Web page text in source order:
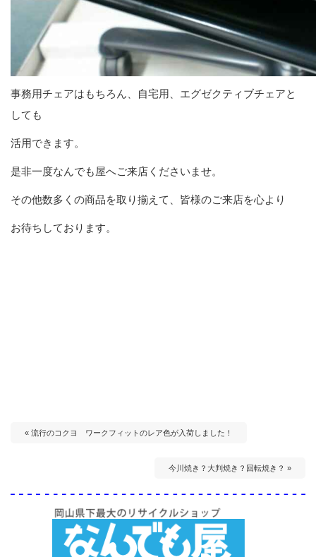
事務用チェアはもちろん、自宅用、エグゼクティブチェアと
しても
活用できます。
是非一度なんでも屋へご来店くださいませ。
その他数多くの商品を取り揃えて、皆様のご来店を心より
お待ちしております。
« 流行のコクヨ ワークフィットのレア色が入荷しました！
今川焼き？大判焼き？回転焼き？ »